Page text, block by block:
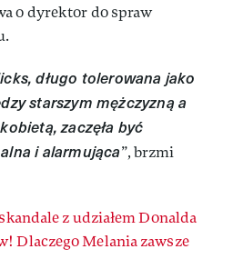
o dyrektor do spraw
długo tolerowana jako
starszym mężczyzną a
zaczęła być
i alarmująca”, brzmi
z udziałem Donalda
Dlaczego Melania zawsze